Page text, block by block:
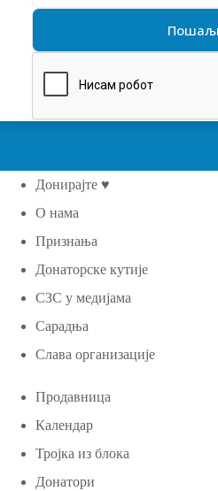
Донирајте ♥
О нама
Признања
Донаторске кутије
СЗС у медијама
Сарадња
Слава организације
Продавница
Календар
Тројка из блока
Донатори